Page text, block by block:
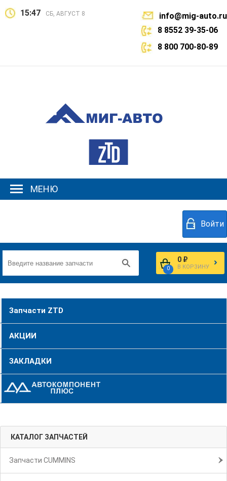
15:47 СБ, АВГУСТ 8
info@mig-auto.ru
8 8552 39-35-06
8 800 700-80-89
МЕНЮ
Войти
0
0 ₽
В КОРЗИНУ
Запчасти ZTD
АКЦИИ
ЗАКЛАДКИ
КАТАЛОГ ЗАПЧАСТЕЙ
Запчасти CUMMINS